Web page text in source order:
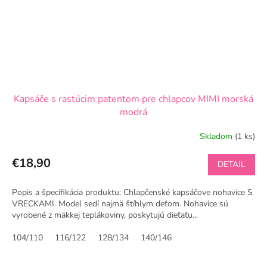
Kapsáče s rastúcim patentom pre chlapcov MIMI morská
modrá
Skladom (1 ks)
€18,90 DETAIL
Popis a špecifikácia produktu: Chlapčenské kapsáčove nohavice S
VRECKAMI. Model sedí najmä štíhlym deťom. Nohavice sú
vyrobené z mäkkej teplákoviny, poskytujú dieťaťu...
104/110
116/122 128/134 140/146